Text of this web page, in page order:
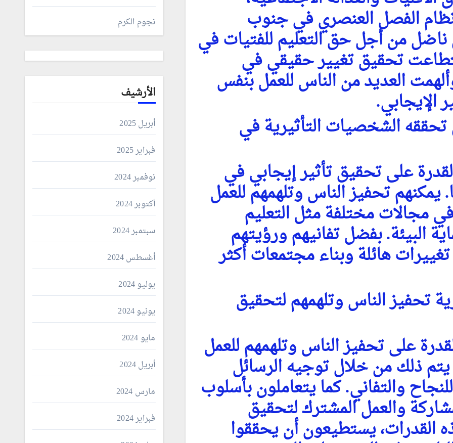
الفصل العنصري في جنوب
ناضل من أجل حق التعليم للفتيات في
تحقيق تغيير حقيقي في
العديد من الناس للعمل بنفس
الإيجابي.
تحققه الشخصيات التأثيرية في
على تحقيق تأثير إيجابي في
تحفيز الناس وتلهمهم للعمل
مجالات مختلفة مثل التعليم
البيئة. بفضل تفانيهم ورؤيتهم
هائلة وبناء مجتمعات أكثر
تحفيز الناس وتلهمهم لتحقيق
على تحفيز الناس وتلهمهم للعمل
ذلك من خلال توجيه الرسائل
والتفاني. كما يتعاملون بأسلوب
والعمل المشترك لتحقيق
القدرات، يستطيعون أن يحققوا
نجوم الكرم
الأرشيف
أبريل 2025
فبراير 2025
نوفمبر 2024
أكتوبر 2024
سبتمبر 2024
أغسطس 2024
يوليو 2024
يونيو 2024
مايو 2024
أبريل 2024
مارس 2024
فبراير 2024